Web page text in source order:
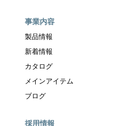
事業内容
製品情報
新着情報
カタログ
メインアイテム
ブログ
採用情報